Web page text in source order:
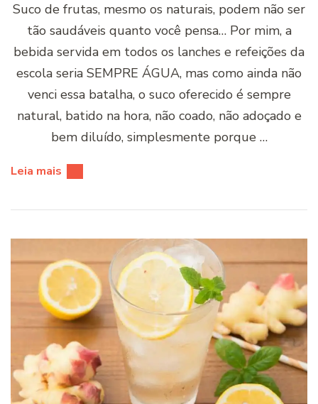
Suco de frutas, mesmo os naturais, podem não ser
tão saudáveis quanto você pensa… Por mim, a
bebida servida em todos os lanches e refeições da
escola seria SEMPRE ÁGUA, mas como ainda não
venci essa batalha, o suco oferecido é sempre
natural, batido na hora, não coado, não adoçado e
bem diluído, simplesmente porque …
Leia mais